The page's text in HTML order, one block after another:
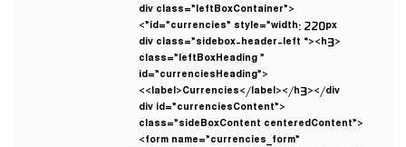
<div class=”leftBoxContainer”
id=”currencies” style=”width: 220px”>
<div class=”sidebox-header-left “><h3
class=”leftBoxHeading ”
id=”currenciesHeading”>
<label>Currencies</label></h3></div>
<div id=”currenciesContent”
class=”sideBoxContent centeredContent”>
<form name=”currencies_form”